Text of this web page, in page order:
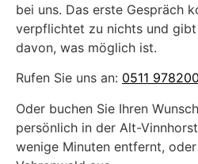
bei uns. Das erste Gespräch
verpflichtet zu nichts und gibt
davon, was möglich ist.
Rufen Sie uns an: 0511
Oder buchen Sie Ihren
persönlich in der Alt-
wenige Minuten entfernt,